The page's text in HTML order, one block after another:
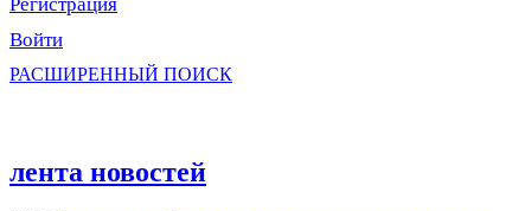
Войти
РАСШИРЕННЫЙ ПОИСК
лента новостей